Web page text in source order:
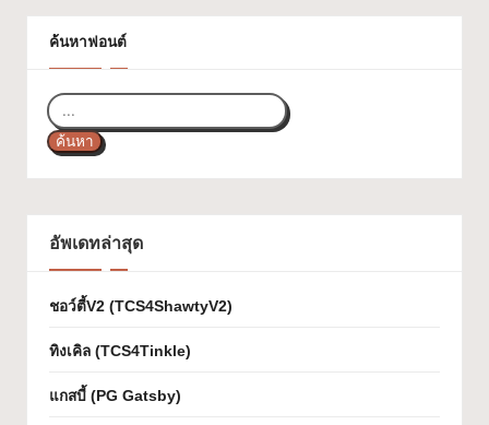
ช้
ไ
ด้
ทุ
ก
โ
ป
ร
ก
ต์
ค้นหาฟอนต์
ค้นหา
อัพเดทล่าสุด
ชอว์ตี้V2 (TCS4ShawtyV2)
ทิงเคิล (TCS4Tinkle)
แกสบี้ (PG Gatsby)